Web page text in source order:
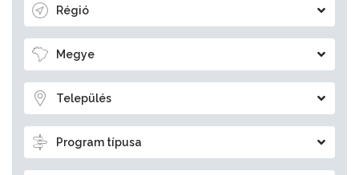
Régió
Megye
Település
Program típusa